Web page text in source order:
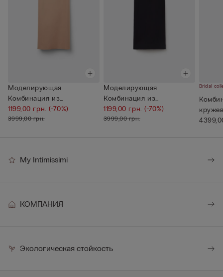
Моделирующая
Комбинация из
Микрофибры Без Швов
1199,00 грн.(-70%)
3999,00 грн.
Моделирующая
Комбинация из
Микрофибры Без Швов
1199,00 грн.(-70%)
3999,00 грн.
Bridal
My Intimissimi
КОМПАНИЯ
Экологическая стойкость